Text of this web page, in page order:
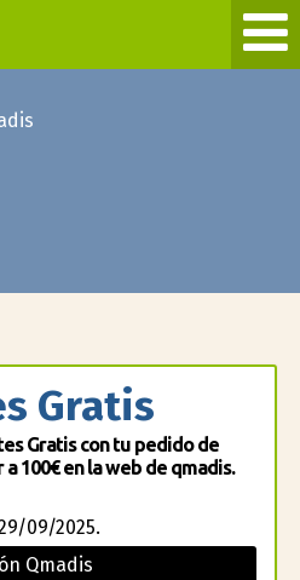
Gratis
Gratis con tu pedido de
100€ en la web de qmadis.
09/2025.
Qmadis